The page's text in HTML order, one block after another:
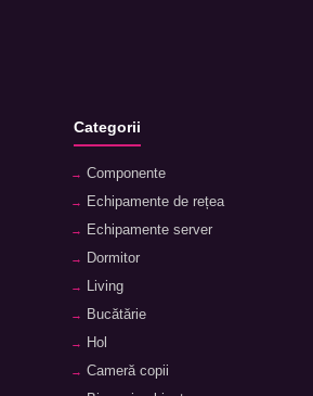
Categorii
Componente
Echipamente de rețea
Echipamente server
Dormitor
Living
Bucătărie
Hol
Cameră copii